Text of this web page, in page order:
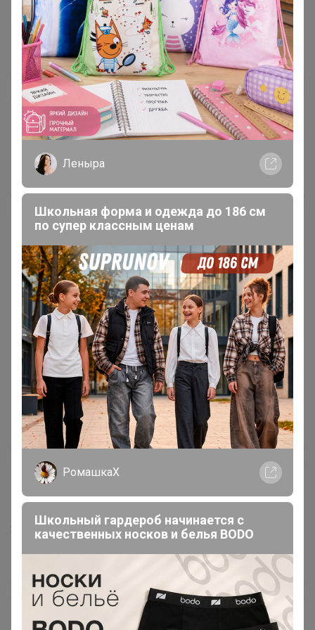
14 мая, 2023 12:17
ЛеночкаЕленочка Автор уже получил заказ!
Спасибо за презент на дегустацию)
10 мая, 2023 16:52
Нэлля-Александровна
Кофе готовлю в турке,может поэтому нет полного
раскрытия вкуса, только в самом конце,когда кофе в
кружке остывает,начинает ощущаться ореховое
послевкусие.Чувствуется плотность,что само по себе
+. Без горчинки - это на любителя. Так что ставлю ещё
один плюсик. Спасибо за подарочек. Его тоже
попробовала: кофе "Бленд Континенталь" - тоже
плотный, насыщенный. Вкусом слегка похож на
ореховый.
7 мая, 2023 15:28
Мягкий насыщенный, пробунм разные, но всегда
возвращаемся к этому
29 апреля, 2023 07:23
Гала59 Автор уже получил заказ!
Леныра
Школьная форма и одежда до 186 см
по супер классным ценам
РомашкаХ
Школьный гардероб начинается с
качественных носков и белья BODO